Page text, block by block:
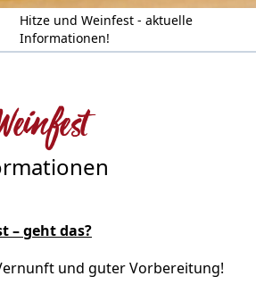
Hitze und Weinfest - aktuelle
Informationen!
– geht das?
und guter Vorbereitung!